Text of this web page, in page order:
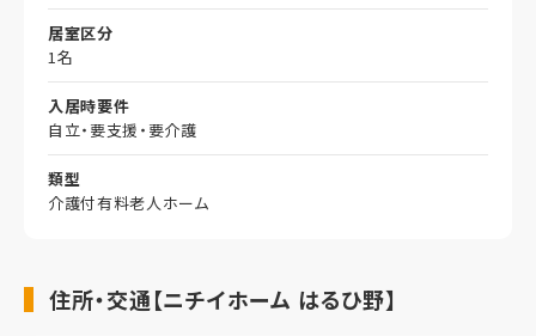
居室区分
1名
入居時要件
自立・要支援・要介護
類型
介護付有料老人ホーム
住所・交通【ニチイホーム はるひ野】